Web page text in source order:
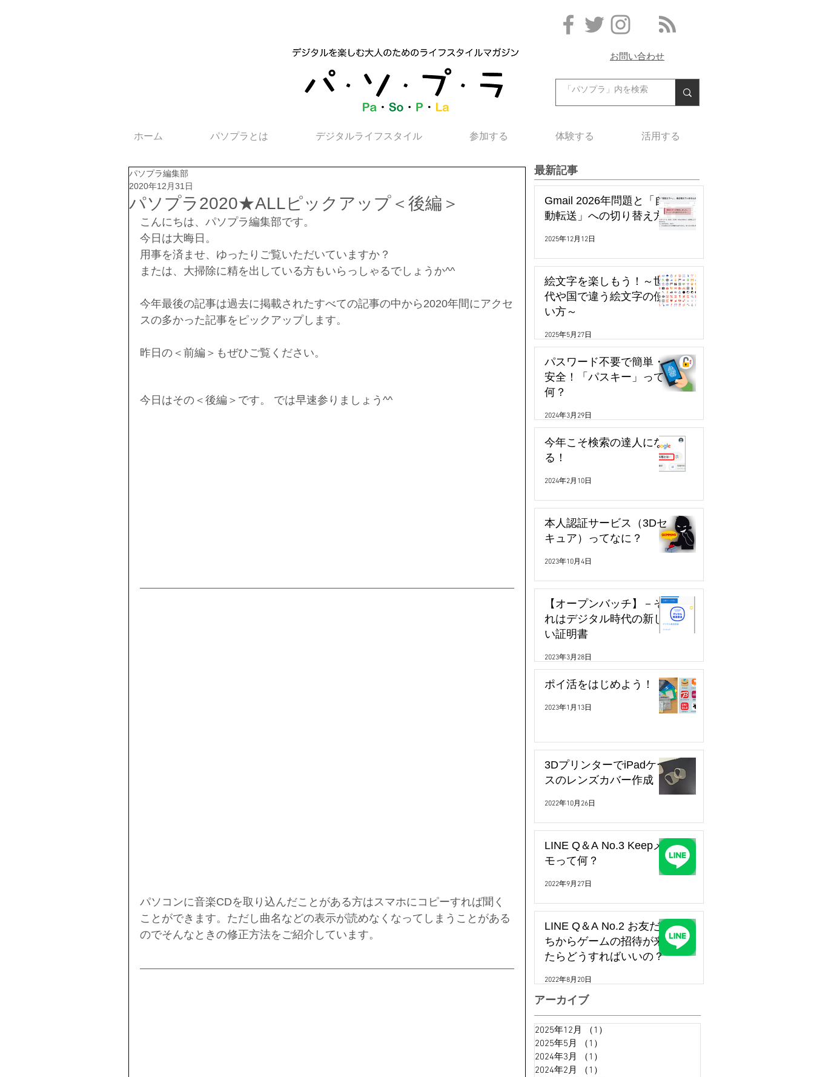
お問い合わせ
ホーム パソプラとは デジタルライフスタイル 参加する 体験する 活用する
パソプラ2020★ALLピックアップ＜後編＞
パソプラ編集部
2020年12月31日
こんにちは、パソプラ編集部です。
今日は大晦日。
用事を済ませ、ゆったりご覧いただいていますか？
または、大掃除に精を出している方もいらっしゃるでしょうか^^
今年最後の記事は過去に掲載されたすべての記事の中から2020年間にアクセ
スの多かった記事をピックアップします。
昨日の＜前編＞もぜひご覧ください。
今日はその＜後編＞です。 では早速参りましょう^^
パソコンに音楽CDを取り込んだことがある方はスマホにコピーすれば聞く
ことができます。ただし曲名などの表示が読めなくなってしまうことがある
のでそんなときの修正方法をご紹介しています。
最新記事
Gmail 2026年問題と「自
動転送」への切り替え方
2025年12月12日
絵文字を楽しもう！～世
代や国で違う絵文字の使
い方～
2025年5月27日
パスワード不要で簡単・
安全！「パスキー」って
何？
2024年3月29日
今年こそ検索の達人にな
る！
2024年2月10日
本人認証サービス（3Dセ
キュア）ってなに？
2023年10月4日
【オープンバッチ】－そ
れはデジタル時代の新し
い証明書
2023年3月28日
ポイ活をはじめよう！
2023年1月13日
3DプリンターでiPadケー
スのレンズカバー作成
2022年10月26日
LINE Q＆A No.3 Keepメ
モって何？
2022年9月27日
LINE Q＆A No.2 お友だ
ちからゲームの招待が来
たらどうすればいいの？
2022年8月20日
アーカイブ
2025年12月 （1）
2025年5月
（1）
2024年3月
（1）
2024年2月
（1）